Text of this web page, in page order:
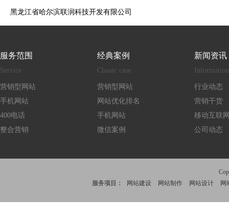
黑龙江省哈尔滨联润科技开发有限公司
服务范围
Service
营销型网站
手机网站
400电话
整合营销
经典案例
Classic case
营销型网站
网站优化排名
手机网站
微信案例
新闻资讯
Information
行业动态
营销干货
移动互联
公司动态
服务项目：
网站建设 网站制作 网站设计 网